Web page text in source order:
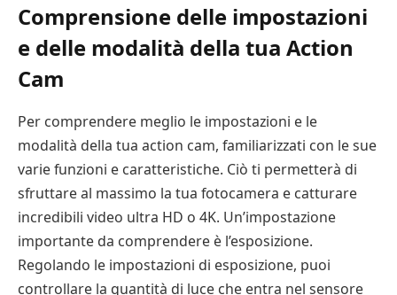
Comprensione delle impostazioni
e delle modalità della tua Action
Cam
Per comprendere meglio le impostazioni e le
modalità della tua action cam, familiarizzati con le sue
varie funzioni e caratteristiche. Ciò ti permetterà di
sfruttare al massimo la tua fotocamera e catturare
incredibili video ultra HD o 4K. Un’impostazione
importante da comprendere è l’esposizione.
Regolando le impostazioni di esposizione, puoi
controllare la quantità di luce che entra nel sensore